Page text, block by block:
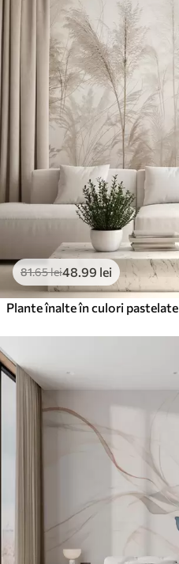
Standard
.65 99.99lei /m²
Premium
.02 132 lei /m²
Vinil Premium
250.00150.00 lei/m²
Peel and Stick
.00 /m²
81.65lei48 .99 lei
Plante înalte în culori pastelate